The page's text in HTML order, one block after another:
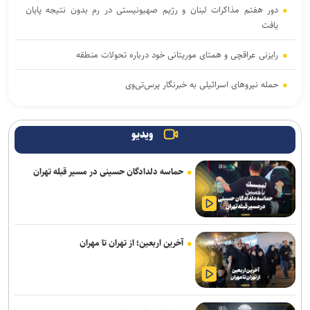
دور هفتم مذاکرات لبنان و رژیم صهیونیستی در رم بدون نتیجه پایان
یافت
رایزنی عراقچی و همتای موریتانی خود درباره تحولات منطقه
حمله نیروهای اسرائیلی به خبرنگار پرس‌تی‌وی
پنتاگون با افشای کمبود تسلیحات نشست برگزار می‌کند
انفجار در حومه دمشق چند کشته و زخمی برجا گذاشت
برگزاری مجمع آژانس انرژی اتمی اوایل شهریور در آمریکا
یمن: نقشه عربستان برای حمله به صنعاء را در نطفه خفه کردیم
پیام هشدار مقاومت یمن به ریاض
قدردانی از حضور حماسی ملت مبعوث شده در راهپیمایی اربعین
ویدیو
حماسه دلدادگان حسینی در مسیر قبله تهران
آخرین اربعین؛ از تهران تا مهران